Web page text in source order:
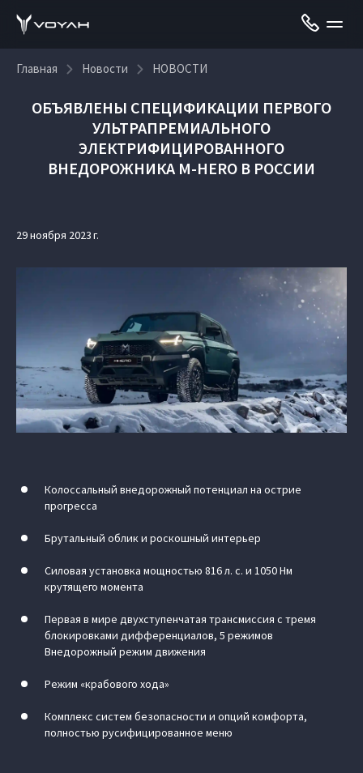
Главная Новости НОВОСТИ
ОБЪЯВЛЕНЫ СПЕЦИФИКАЦИИ ПЕРВОГО
УЛЬТРАПРЕМИАЛЬНОГО
ЭЛЕКТРИФИЦИРОВАННОГО
ВНЕДОРОЖНИКА M‑HERO В РОССИИ
29 ноября 2023 г.
Колоссальный внедорожный потенциал на острие
прогресса
Брутальный облик и роскошный интерьер
Силовая установка мощностью 816 л. с. и 1050 Нм
крутящего момента
Первая в мире двухступенчатая трансмиссия с тремя
блокировками дифференциалов, 5 режимов
Внедорожный режим движения
Режим «крабового хода»
Комплекс систем безопасности и опций комфорта,
полностью русифицированное меню